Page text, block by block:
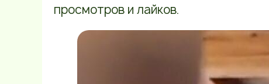
просмотров и лайков.